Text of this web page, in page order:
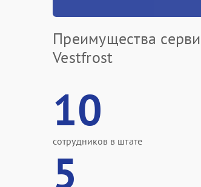
Преимущества
Vestfrost
10
сотрудников в штате
5